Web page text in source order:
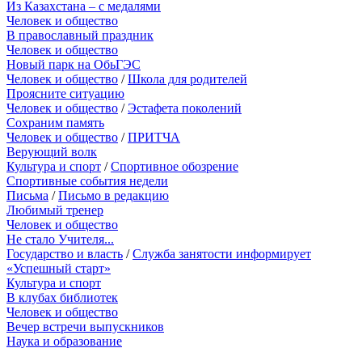
Из Казахстана – с медалями
Человек и общество
В православный праздник
Человек и общество
Новый парк на ОбьГЭС
Человек и общество /Школа для родителей
Проясните ситуацию
Человек и общество /Эстафета поколений
Сохраним память
Человек и общество /ПРИТЧА
Верующий волк
Культура и спорт /Спортивное обозрение
Спортивные события недели
Письма /Письмо в редакцию
Любимый тренер
Человек и общество
Не стало Учителя...
Государство и власть /Служба занятости информирует
«Успешный старт»
Культура и спорт
В клубах библиотек
Человек и общество
Вечер встречи выпускников
Наука и образование